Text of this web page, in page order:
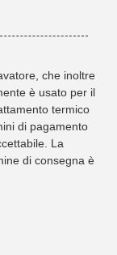
che inoltre
è usato per il
termico
di pagamento
La
di consegna è